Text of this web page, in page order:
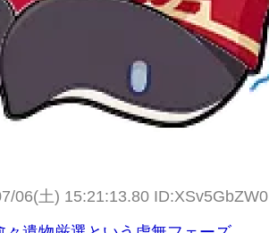
06(土) 15:21:13.80 ID:XSv5GbZW0